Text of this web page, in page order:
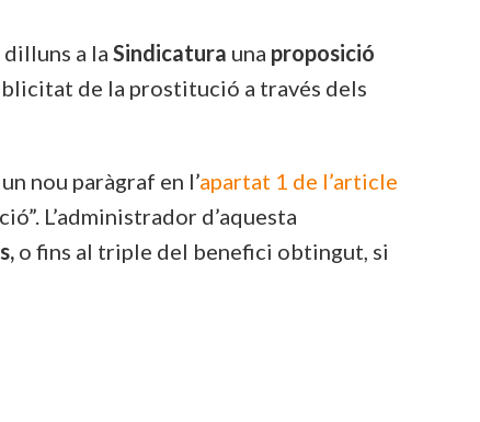
a la Sindicatura una proposició
de la prostitució a través dels
nou paràgraf en l’apartat 1 de l’article
L’administrador d’aquesta
o fins al triple del benefici obtingut, si